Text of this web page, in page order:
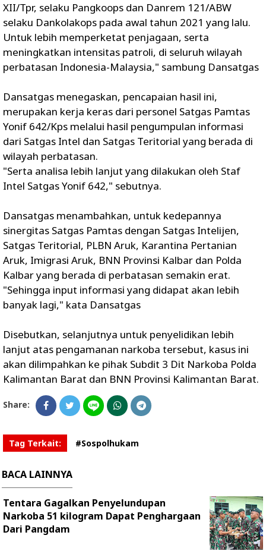
XII/Tpr, selaku Pangkoops dan Danrem 121/ABW
selaku Dankolakops pada awal tahun 2021 yang lalu.
Untuk lebih memperketat penjagaan, serta
meningkatkan intensitas patroli, di seluruh wilayah
perbatasan Indonesia-Malaysia," sambung Dansatgas
Dansatgas menegaskan, pencapaian hasil ini,
merupakan kerja keras dari personel Satgas Pamtas
Yonif 642/Kps melalui hasil pengumpulan informasi
dari Satgas Intel dan Satgas Teritorial yang berada di
wilayah perbatasan.
"Serta analisa lebih lanjut yang dilakukan oleh Staf
Intel Satgas Yonif 642," sebutnya.
Dansatgas menambahkan, untuk kedepannya
sinergitas Satgas Pamtas dengan Satgas Intelijen,
Satgas Teritorial, PLBN Aruk, Karantina Pertanian
Aruk, Imigrasi Aruk, BNN Provinsi Kalbar dan Polda
Kalbar yang berada di perbatasan semakin erat.
"Sehingga input informasi yang didapat akan lebih
banyak lagi," kata Dansatgas
Disebutkan, selanjutnya untuk penyelidikan lebih
lanjut atas pengamanan narkoba tersebut, kasus ini
akan dilimpahkan ke pihak Subdit 3 Dit Narkoba Polda
Kalimantan Barat dan BNN Provinsi Kalimantan Barat.
Share:
Tag Terkait: #Sospolhukam
BACA LAINNYA
Tentara Gagalkan Penyelundupan
Narkoba 51 kilogram Dapat Penghargaan
Dari Pangdam